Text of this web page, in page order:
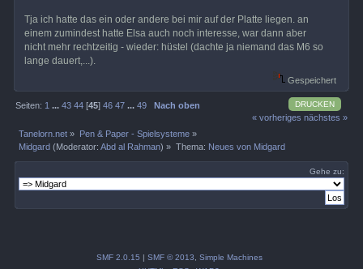
Tja ich hatte das ein oder andere bei mir auf der Platte liegen. an
einem zumindest hatte Elsa auch noch interesse, war dann aber
nicht mehr rechtzeitig - wieder: hüstel (dachte ja niemand das M6 so
lange dauert,...).
Gespeichert
DRUCKEN
Seiten: 1 ...43 44 [45]46 47 ...49
Nach oben
« vorheriges nächstes »
Tanelorn.net » Pen & Paper - Spielsysteme»
Midgard (Moderator:Abd al Rahman) » Thema: Neues von Midgard
Gehe zu:
SMF 2.0.15 SMF © 2013, Simple Machines